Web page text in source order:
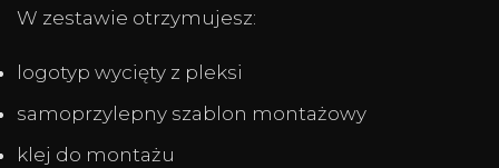
W zestawie otrzymujesz:
logotyp wycięty z pleksi
samoprzylepny szablon montażowy
klej do montażu